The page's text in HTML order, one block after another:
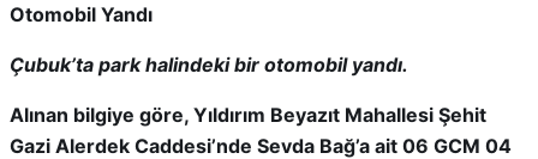
Otomobil Yandı
Çubuk’ta park halindeki bir otomobil yandı.
Alınan bilgiye göre, Yıldırım Beyazıt Mahallesi Şehit
Gazi Alerdek Caddesi’nde Sevda Bağ’a ait 06 GCM 04